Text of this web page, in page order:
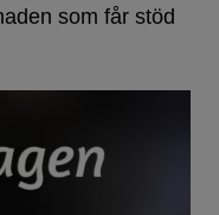
som får stöd